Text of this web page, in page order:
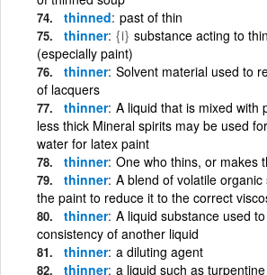
thinned past of thin
thinner {i} substance acting to
(especially paint)
thinner Solvent material used to
of lacquers
thinner A liquid that is mixed with
less thick Mineral spirits may be used
water for latex paint
thinner One who thins, or makes
thinner A blend of volatile
the paint to reduce it to the correct
thinner A liquid substance used
consistency of another liquid
thinner a diluting agent
thinner a liquid such as